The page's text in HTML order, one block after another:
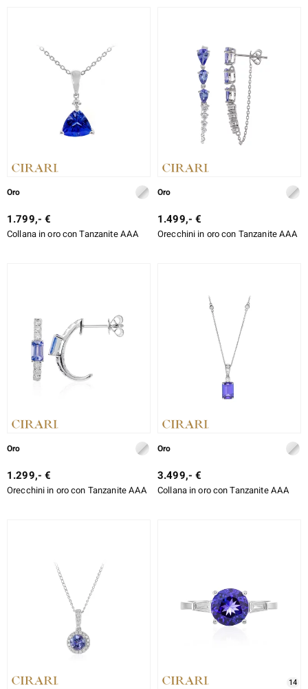
TIPO DI METALLO
TAGLIO ESATTO
Oro
1.799,- €
Collana in oro con Tanzanite AAA
Oro
1.499,- €
Orecchini in oro con Tanzanite AAA
Oro
1.299,- €
Orecchini in oro con Tanzanite AAA
Oro
3.499,- €
Collana in oro con Tanzanite AAA
14